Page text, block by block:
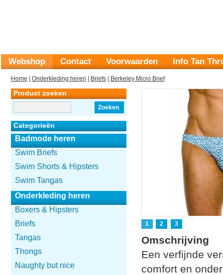
Webshop Contact Voorwaarden Info Tan
Home Onderkleding heren Briefs| Berkeley Micro Brief
Product zoeken
Zoeken
Categorieën
Badmode heren
Swim Briefs
Swim Shorts & Hipsters
Swim Tangas
Onderkleding heren
Boxers & Hipsters
Briefs
Tangas
Thongs
Naughty but nice
1 2 3
Omschrijving
Een verfijnde
comfort en